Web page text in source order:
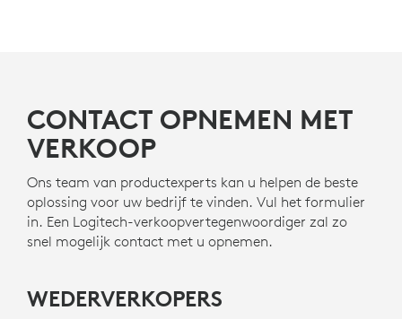
CONTACT OPNEMEN MET
VERKOOP
Ons team van productexperts kan u helpen de beste
oplossing voor uw bedrijf te vinden. Vul het formulier
in. Een Logitech-verkoopvertegenwoordiger zal zo
snel mogelijk contact met u opnemen.
WEDERVERKOPERS